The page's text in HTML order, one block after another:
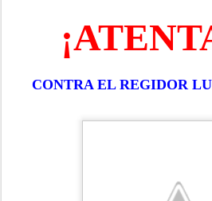
CONTRA EL REGIDOR